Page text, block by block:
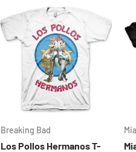
Breaking Bad
Los Pollos Hermanos T-